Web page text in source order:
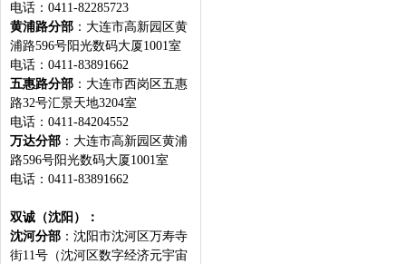
电话：0411-82285723
黄浦路分部 ：大连市高新园区黄
浦路596号阳光数码大厦1001室
电话：0411-83891662
五惠路分部 ：大连市西岗区五惠
路32号汇景天地3204室
电话：0411-84204552
万达分部 ：大连市高新园区黄浦
路596号阳光数码大厦1001室
电话：0411-83891662
双诚（沈阳）：
沈河分部 ：沈阳市沈河区万寿寺
街11号（沈河区数字经济元宇宙